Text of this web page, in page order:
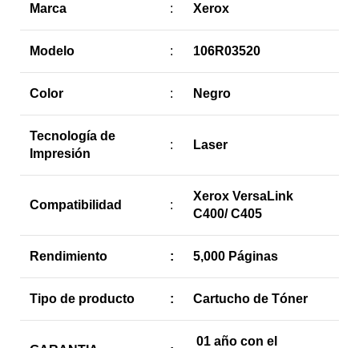
Marca : Xerox
Modelo : 106R03520
Color : Negro
Tecnología de
Impresión
: Laser
Compatibilidad :
Xerox VersaLink
C400/ C405
Rendimiento : 5,000 Páginas
Tipo de producto : Cartucho de Tóner
01 año con el